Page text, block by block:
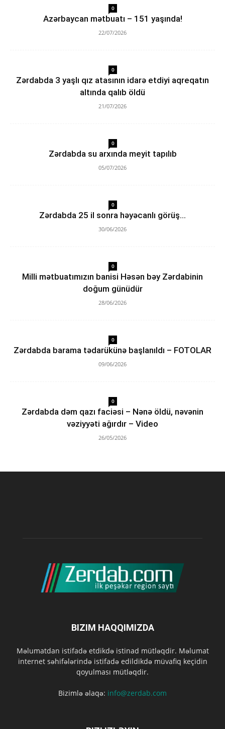
0
Azərbaycan mətbuatı – 151 yaşında!
22/07/2026
0
Zərdabda 3 yaşlı qız atasının idarə etdiyi aqreqatın
altında qalıb öldü
21/07/2026
0
Zərdabda su arxında meyit tapılıb
05/07/2026
0
Zərdabda 25 il sonra həyəcanlı görüş…
30/06/2026
0
Milli mətbuatımızın banisi Həsən bəy Zərdabinin
doğum günüdür
28/06/2026
0
Zərdabda barama tədarükünə başlanıldı – FOTOLAR
09/06/2026
0
Zərdabda dəm qazı faciəsi – Nənə öldü, nəvənin
vəziyyəti ağırdır – Video
26/05/2026
BIZIM HAQQIMIZDA
Məlumatdan istifadə etdikdə istinad mütləqdir. Məlumat
internet səhifələrində istifadə edildikdə müvafiq keçidin
qoyulması mütləqdir.
Bizimlə əlaqə: info@zerdab.com